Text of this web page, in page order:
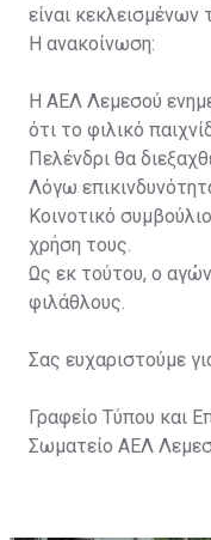
είναι
Η ανακοίνωση:
Η ΑΕΛ Λεμεσού
ότι το φιλικό
Πελένδρι θα
Λόγω
Κοινοτικό
χρήση τους.
Ως εκ τούτου, ο
φιλάθλους.
Σας ευχαριστούμε
Γραφείο Τύπου και
Σωματείο ΑΕΛ